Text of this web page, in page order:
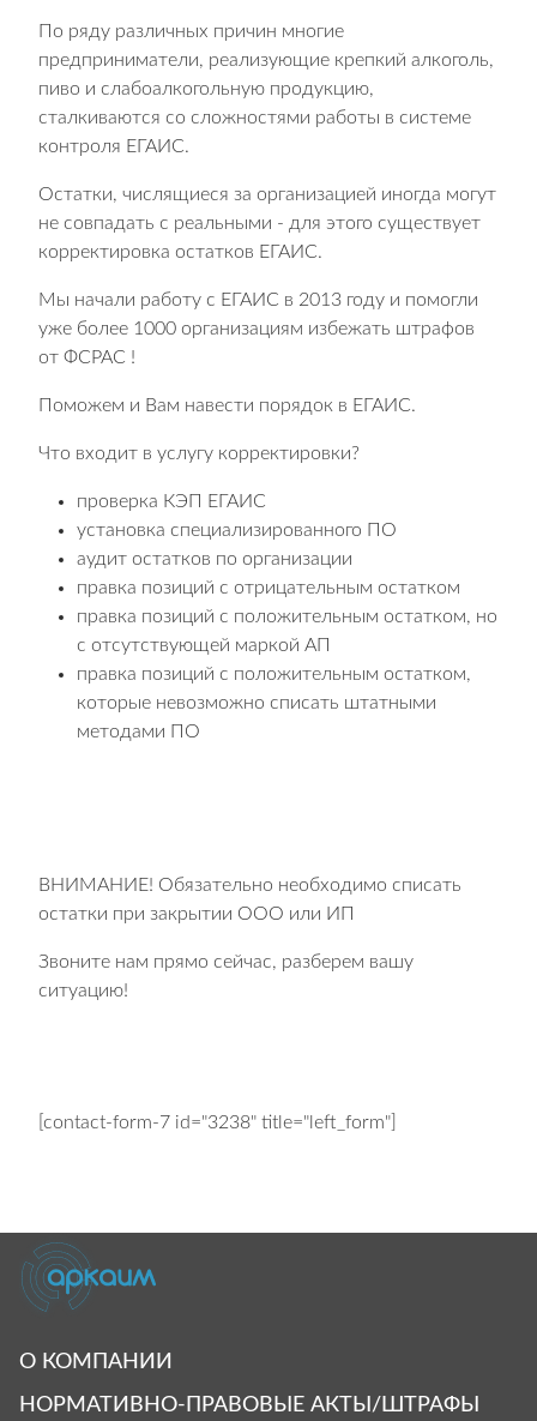
По ряду различных причин многие
предприниматели, реализующие крепкий алкоголь,
пиво и слабоалкогольную продукцию,
сталкиваются со сложностями работы в системе
контроля ЕГАИС.
Остатки, числящиеся за организацией иногда могут
не совпадать с реальными - для этого существует
корректировка остатков ЕГАИС.
Мы начали работу с ЕГАИС в 2013 году и помогли
уже более 1000 организациям избежать штрафов
от ФСРАС !
Поможем и Вам навести порядок в ЕГАИС.
Что входит в услугу корректировки?
проверка КЭП ЕГАИС
установка специализированного ПО
аудит остатков по организации
правка позиций с отрицательным остатком
правка позиций с положительным остатком, но
с отсутствующей маркой АП
правка позиций с положительным остатком,
которые невозможно списать штатными
методами ПО
ВНИМАНИЕ! Обязательно необходимо списать
остатки при закрытии ООО или ИП
Звоните нам прямо сейчас, разберем вашу
ситуацию!
[contact-form-7 id="3238" title="left_form"]
О КОМПАНИИ
НОРМАТИВНО-ПРАВОВЫЕ АКТЫ/ШТРАФЫ